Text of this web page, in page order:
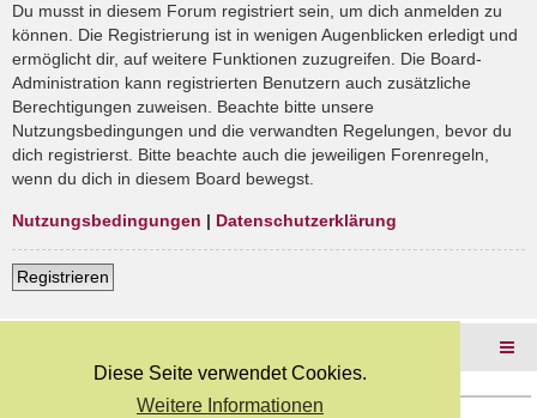
Diese Seite verwendet Cookies.
Weitere Informationen
Du musst in diesem Forum registriert sein, um dich anmelden zu
können. Die Registrierung ist in wenigen Augenblicken erledigt und
ermöglicht dir, auf weitere Funktionen zuzugreifen. Die Board-
Administration kann registrierten Benutzern auch zusätzliche
Berechtigungen zuweisen. Beachte bitte unsere
Nutzungsbedingungen und die verwandten Regelungen, bevor du
dich registrierst. Bitte beachte auch die jeweiligen Forenregeln,
wenn du dich in diesem Board bewegst.
Nutzungsbedingungen | Datenschutzerklärung
Registrieren